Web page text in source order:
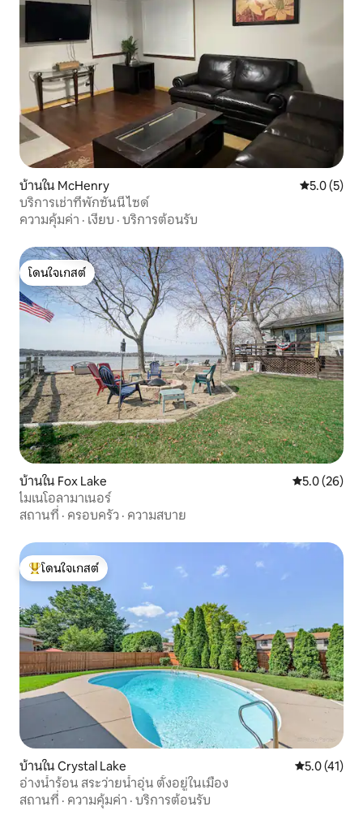
บ้านใน McHenry คะแนนเฉลี่
5.0 (5)
บริการเช่าที่พักซันนีไซด์
ความคุ้มค่า · เงียบ · บริการต้อนรับ
โดนใจเกสต์
โดนใจเกสต์
บ้านใน Fox Lake คะแนนเฉลี่ย
5.0 (26)
ไมเนโอลามาเนอร์
สถานที่ · ครอบครัว · ความสบาย
โดนใจเกสต์ที่สุด
โดนใจเกสต์
บ้านใน Crystal Lake คะแนนเฉลี่ย
5.0 (41)
อ่างน้ำร้อน สระว่ายน้ำอุ่น ตั้งอยู่ในเมือง
สถานที่ · ความคุ้มค่า · บริการต้อนรับ